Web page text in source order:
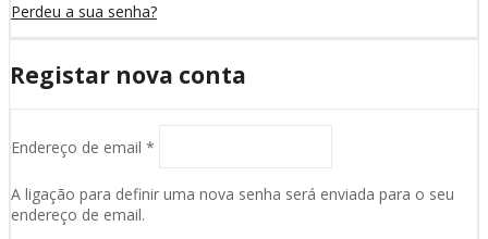
Perdeu a sua senha?
Registar nova conta
Endereço de email *
A ligação para definir uma nova senha será enviada para o seu
endereço de email.